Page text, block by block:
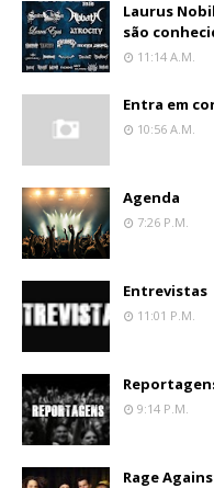
Laurus
são
11:14 A.m.
Entra em
10:56 A.m.
Agenda
7:26 P.m.
Entrevistas
11:01 P.m.
9:14 P.m.
Rage